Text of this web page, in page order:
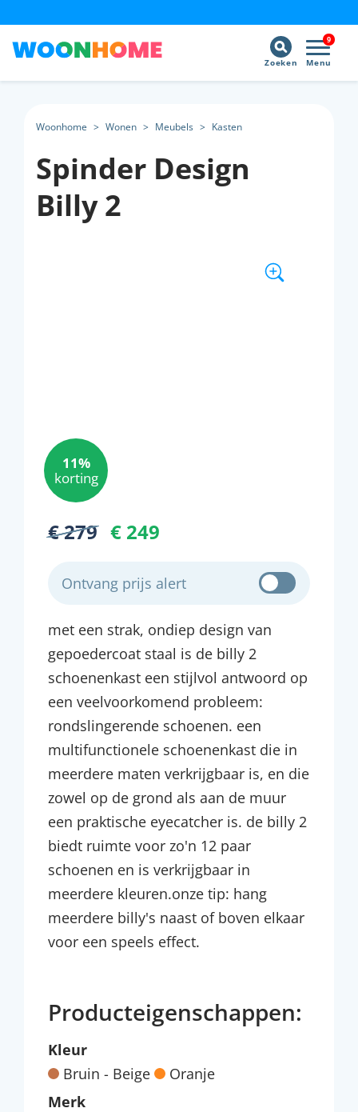
9
Menu
Zoeken
Woonhome > Wonen > Meubels > Kasten
Spinder Design
Billy 2
11%
korting
€ 279 € 249
Ontvang prijs alert
met een strak, ondiep design van
gepoedercoat staal is de billy 2
schoenenkast een stijlvol antwoord op
een veelvoorkomend probleem:
rondslingerende schoenen. een
multifunctionele schoenenkast die in
meerdere maten verkrijgbaar is, en die
zowel op de grond als aan de muur
een praktische eyecatcher is. de billy 2
biedt ruimte voor zo'n 12 paar
schoenen en is verkrijgbaar in
meerdere kleuren.onze tip: hang
meerdere billy's naast of boven elkaar
voor een speels effect.
Producteigenschappen:
Kleur
Bruin - Beige
Oranje
Merk